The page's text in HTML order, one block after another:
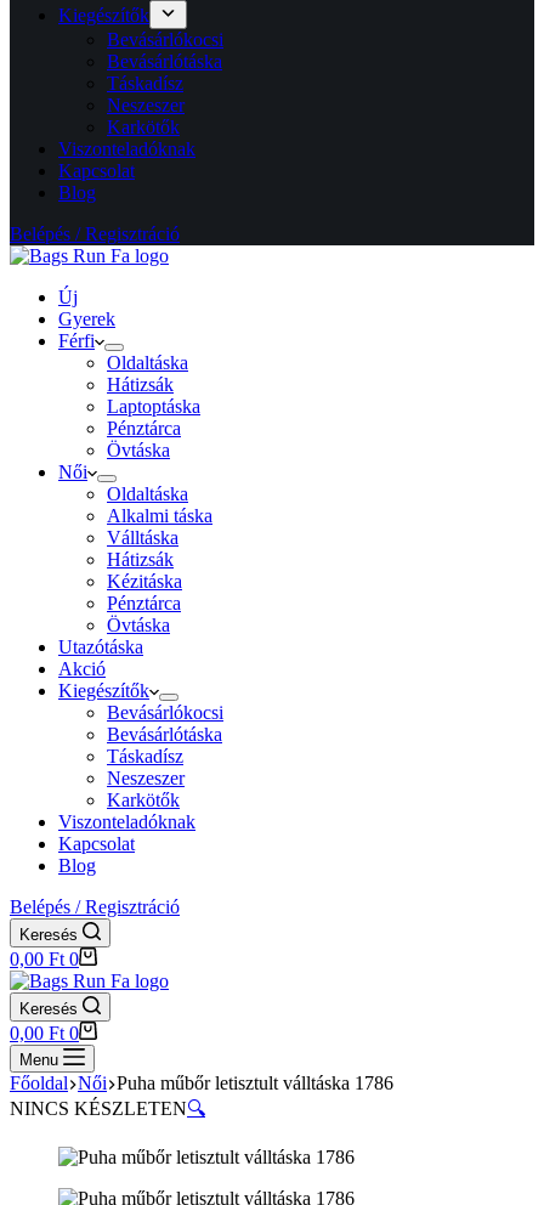
Kiegészítők
Bevásárlókocsi
Bevásárlótáska
Táskadísz
Neszeszer
Karkötők
Viszonteladóknak
Kapcsolat
Blog
Belépés / Regisztráció
Új
Gyerek
Férfi
Oldaltáska
Hátizsák
Laptoptáska
Pénztárca
Övtáska
Női
Oldaltáska
Alkalmi táska
Válltáska
Hátizsák
Kézitáska
Pénztárca
Övtáska
Utazótáska
Akció
Kiegészítők
Bevásárlókocsi
Bevásárlótáska
Táskadísz
Neszeszer
Karkötők
Viszonteladóknak
Kapcsolat
Blog
Belépés / Regisztráció
Keresés
Shopping
cart
0,00 Ft 0
Keresés
Shopping
cart
0,00 Ft 0
Menu
Főoldal Női Puha műbőr letisztult válltáska 1786
NINCS KÉSZLETEN🔍